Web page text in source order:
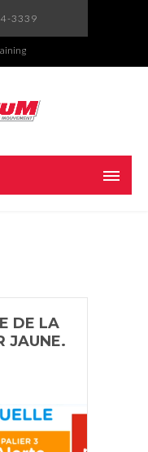
3339
DE LA
JAUNE.